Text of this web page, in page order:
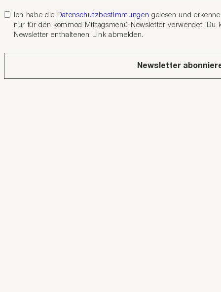
Ich habe die Datenschutzbestimmungen gelesen und
nur für den kommod Mittagsmenü-Newsletter verwendet.
Newsletter enthaltenen Link abmelden.
Newsletter